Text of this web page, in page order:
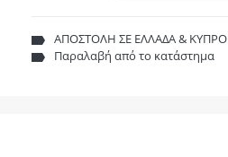
ΑΠΟΣΤΟΛΗ ΣΕ ΕΛΛΑΔΑ & ΚΥΠΡΟ
Παραλαβή από το κατάστημα